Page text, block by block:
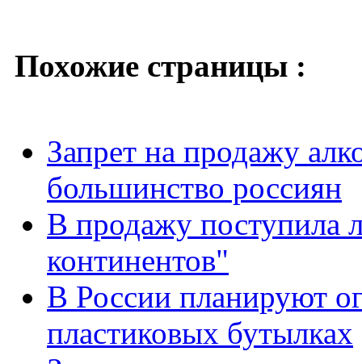
Похожие страницы :
Запрет на продажу
большинство россиян
В продажу поступила
континентов"
В России планируют
пластиковых бутылках